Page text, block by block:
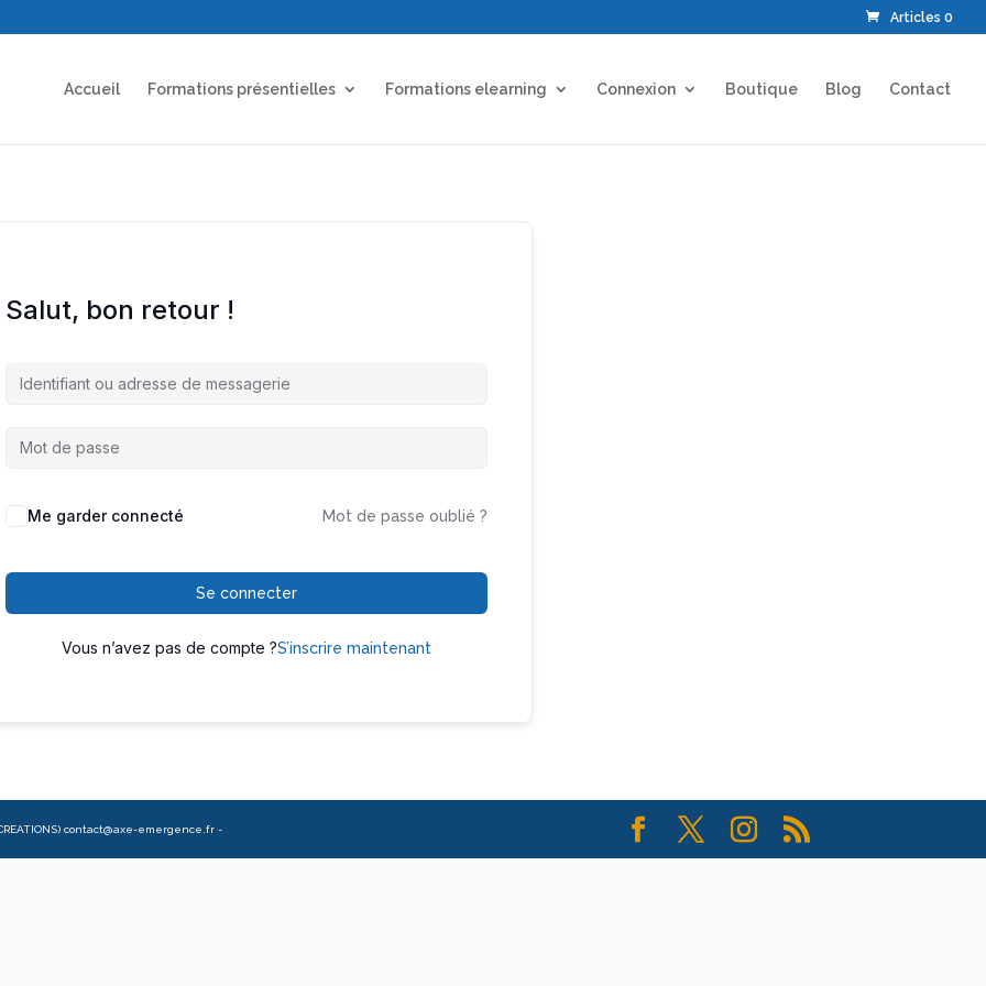
Articles 0
Accueil Formations présentielles Formations elearning Connexion Boutique Blog Contact
Salut, bon retour !
Me garder connecté Mot de passe oublié ?
Se connecter
Vous n’avez pas de compte ?S’inscrire maintenant
contact@axe-emergence.fr -